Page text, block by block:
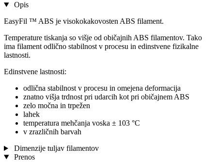
Opis
EasyFil ™ ABS je visokokakovosten ABS filament.
Temperature tiskanja so višje od običajnih ABS filamentov. Tako
ima filament odlično stabilnost v procesu in edinstvene fizikalne
lastnosti.
Edinstvene lastnosti:
odlična stabilnost v procesu in omejena deformacija
znatno višja trdnost pri udarcih kot pri običajnem ABS
zelo močna in trpežen
lahek
temperatura mehčanja voska ± 103 °C
v zrazličnih barvah
Dimenzije tuljav filamentov
Prenos